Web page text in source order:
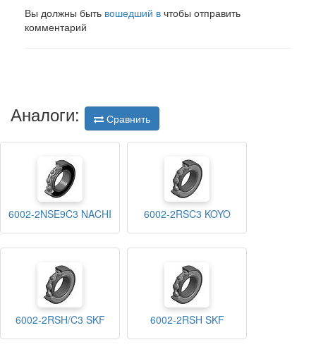
Вы должны быть вошедший в чтобы отправить
комментарий
Аналоги: Сравнить
6002-2NSE9C3 NACHI 6002-2RSC3 KOYO
6002-2RSH/C3 SKF 6002-2RSH SKF